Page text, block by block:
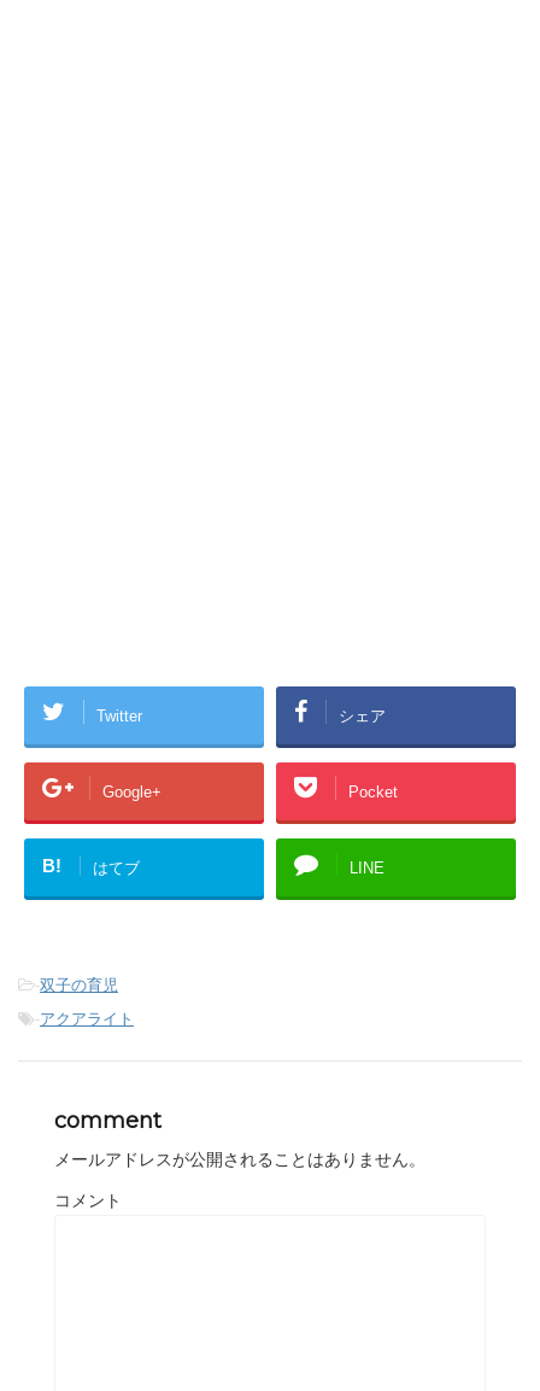
Twitter シェア
Google+ Pocket
B! はてブ LINE
-双子の育児
-アクアライト
comment
メールアドレスが公開されることはありません。
コメント